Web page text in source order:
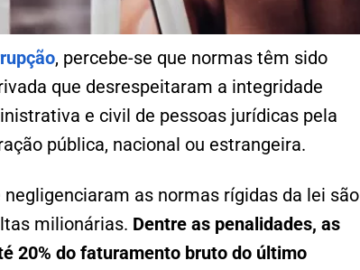
, percebe-se que normas têm sido
que desrespeitaram a integridade
e civil de pessoas jurídicas pela
pública, nacional ou estrangeira.
as normas rígidas da lei são
milionárias. Dentre as penalidades, as
20% do faturamento bruto do último